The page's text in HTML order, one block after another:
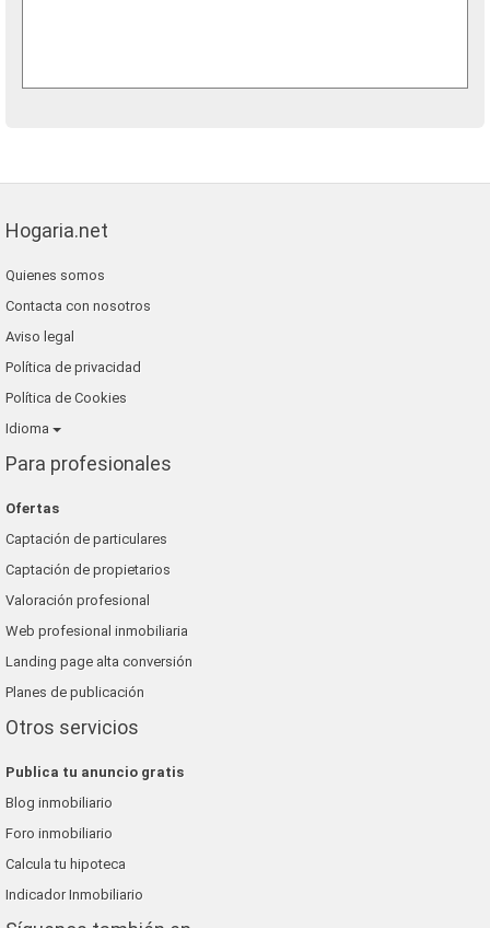
Hogaria.net
Quienes somos
Contacta con nosotros
Aviso legal
Política de privacidad
Política de Cookies
Idioma
Para profesionales
Ofertas
Captación de particulares
Captación de propietarios
Valoración profesional
Web profesional inmobiliaria
Landing page alta conversión
Planes de publicación
Otros servicios
Publica tu anuncio gratis
Blog inmobiliario
Foro inmobiliario
Calcula tu hipoteca
Indicador Inmobiliario